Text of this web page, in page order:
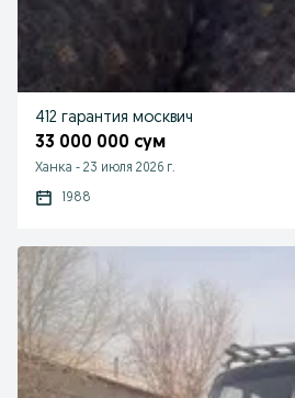
412 гарантия москвич
33 000 000 сум
Ханка - 23 июля 2026 г.
1988